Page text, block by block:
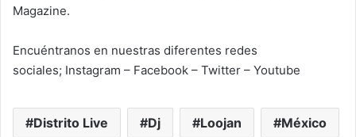
Magazine.
Encuéntranos en nuestras diferentes redes
sociales; Instagram – Facebook – Twitter – Youtube
Distrito Live Dj Loojan México